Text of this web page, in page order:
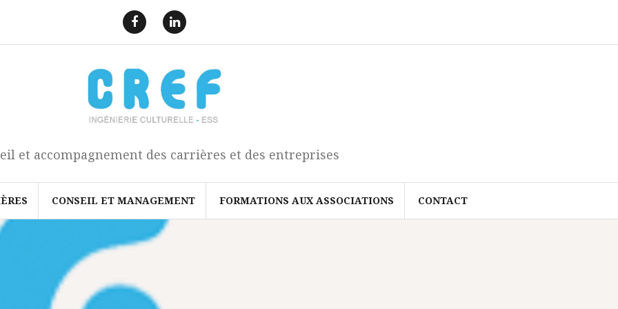
a
c
b
o
k
i
k
e
d
I
n
et accompagnement des carrières et des entreprises
CONSEIL ET MANAGEMENT FORMATIONS AUX ASSOCIATIONS CONTACT